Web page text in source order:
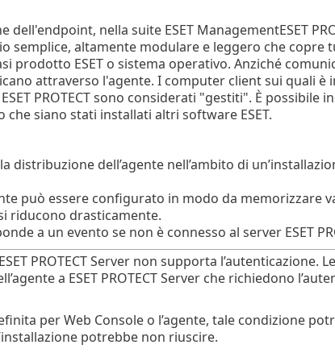
nella suite ESET ManagementESET
semplice, altamente modulare e leggero che copre
prodotto ESET o sistema operativo. Anziché
attraverso l'agente. I computer client sui quali
PROTECT sono considerati "gestiti". È possibile
siano stati installati altri software ESET.
distribuzione dell’agente nell’ambito di
può essere configurato in modo da memorizzare
riducono drasticamente.
a un evento se non è connesso al server ESET
PROTECT Server non supporta l’autenticazione.
a ESET PROTECT Server che richiedono
per Web Console o l’agente, tale condizione
potrebbe non riuscire.